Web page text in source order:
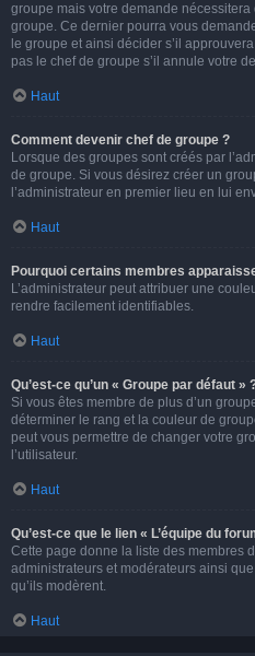
groupe mais votre demande nécessitera
groupe. Ce dernier pourra vous
le groupe et ainsi décider s’il
pas le chef de groupe s’il annule votre
Haut
Comment devenir chef de groupe ?
Lorsque des groupes sont créés par
de groupe. Si vous désirez créer un
l’administrateur en premier lieu en lui
Haut
Pourquoi certains membres
L’administrateur peut attribuer une
rendre facilement identifiables.
Haut
Qu’est-ce qu’un « Groupe par défaut »
Si vous êtes membre de plus d’un
déterminer le rang et la couleur de
peut vous permettre de changer votre
l’utilisateur.
Haut
Qu’est-ce que le lien « L’équipe du
Cette page donne la liste des membres
administrateurs et modérateurs ainsi
qu’ils modèrent.
Haut